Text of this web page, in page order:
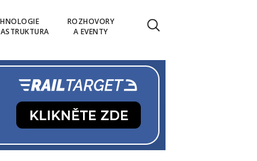
ROZHOVORY
A EVENTY